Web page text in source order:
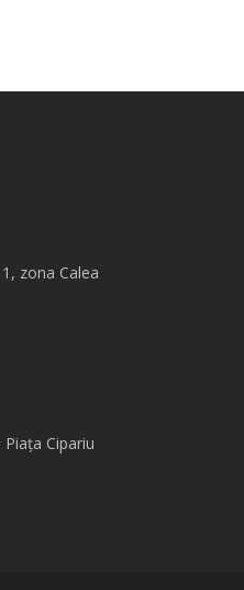
zona Calea
Cipariu